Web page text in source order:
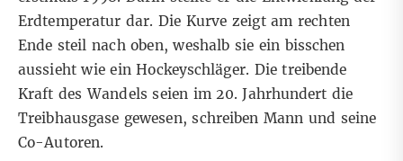
Erdtemperatur dar. Die Kurve zeigt am rechten
Ende steil nach oben, weshalb sie ein bisschen
aussieht wie ein Hockeyschläger. Die treibende
Kraft des Wandels seien im 20. Jahrhundert die
Treibhausgase gewesen, schreiben Mann und seine
Co-Autoren.